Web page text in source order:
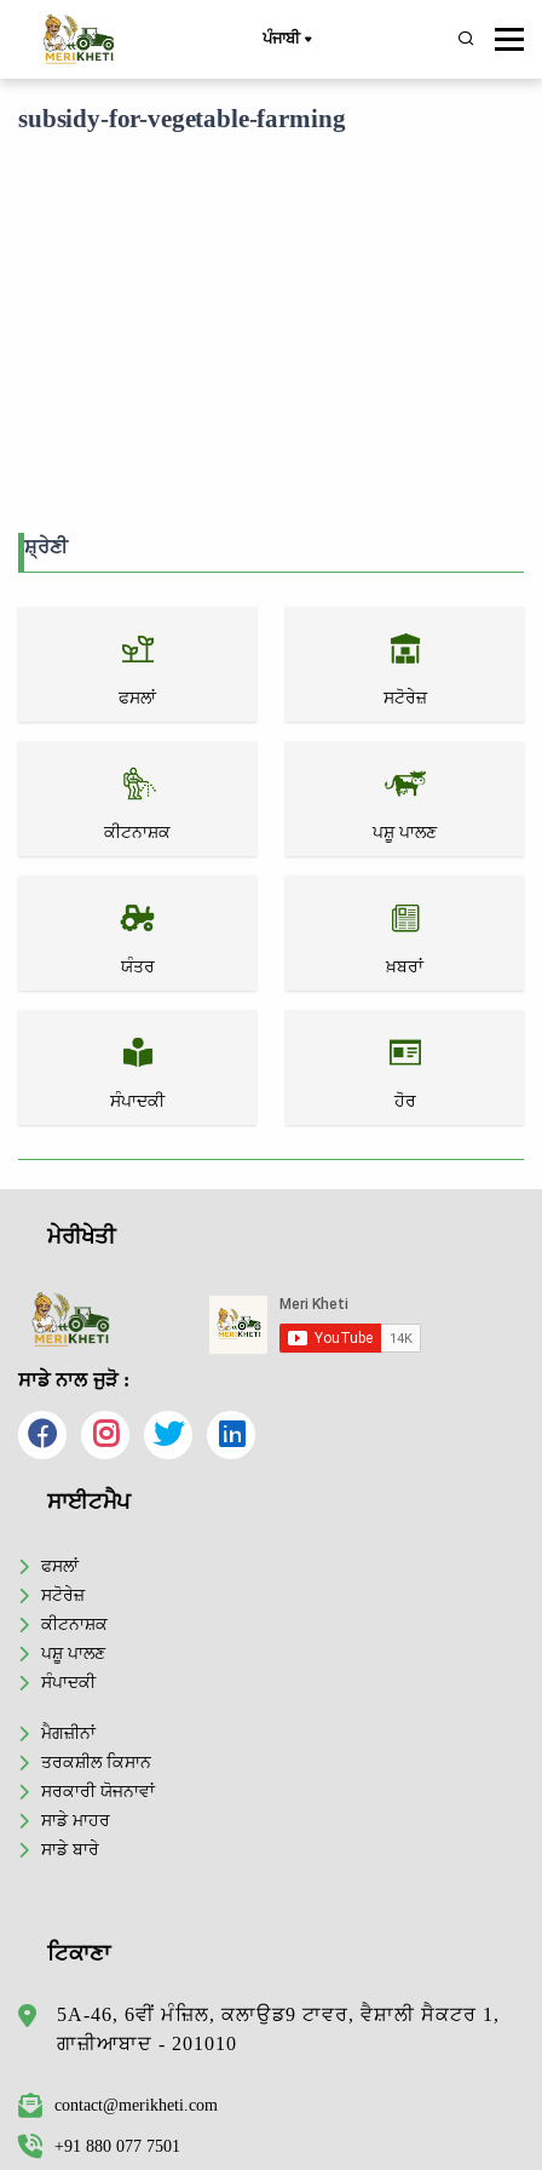
ਪੰਜਾਬੀ
subsidy-for-vegetable-farming
ਸ਼੍ਰੇਣੀ
ਫਸਲਾਂ ਸਟੋਰੇਜ਼
ਕੀਟਨਾਸ਼ਕ ਪਸ਼ੂ ਪਾਲਣ
ਯੰਤਰ ਖ਼ਬਰਾਂ
ਸੰਪਾਦਕੀ ਹੋਰ
ਮੇਰੀਖੇਤੀ
ਸਾਡੇ ਨਾਲ ਜੁੜੋ :
ਸਾਈਟਮੈਪ
ਫਸਲਾਂ
ਸਟੋਰੇਜ਼
ਕੀਟਨਾਸ਼ਕ
ਪਸ਼ੂ ਪਾਲਣ
ਸੰਪਾਦਕੀ
ਮੈਗਜ਼ੀਨਾਂ
ਤਰਕਸ਼ੀਲ ਕਿਸਾਨ
ਸਰਕਾਰੀ ਯੋਜਨਾਵਾਂ
ਸਾਡੇ ਮਾਹਰ
ਸਾਡੇ ਬਾਰੇ
ਟਿਕਾਣਾ
5A-46, 6ਵੀਂ ਮੰਜ਼ਿਲ, ਕਲਾਉਡ9 ਟਾਵਰ, ਵੈਸ਼ਾਲੀ ਸੈਕਟਰ 1,
ਗਾਜ਼ੀਆਬਾਦ - 201010
contact@merikheti.com
+91 880 077 7501